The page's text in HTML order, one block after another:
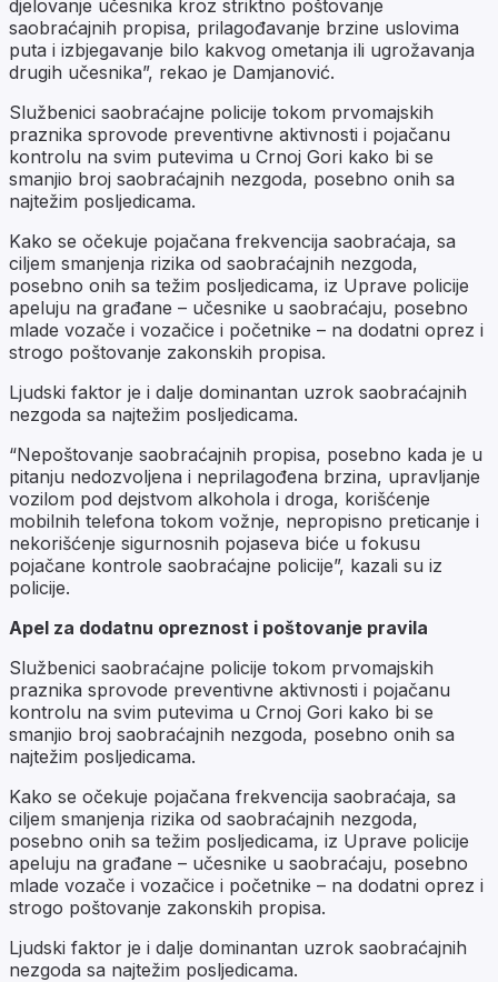
djelovanje učesnika kroz striktno poštovanje
saobraćajnih propisa, prilagođavanje brzine uslovima
puta i izbjegavanje bilo kakvog ometanja ili ugrožavanja
drugih učesnika”, rekao je Damjanović.
Službenici saobraćajne policije tokom prvomajskih
praznika sprovode preventivne aktivnosti i pojačanu
kontrolu na svim putevima u Crnoj Gori kako bi se
smanjio broj saobraćajnih nezgoda, posebno onih sa
najtežim posljedicama.
Kako se očekuje pojačana frekvencija saobraćaja, sa
ciljem smanjenja rizika od saobraćajnih nezgoda,
posebno onih sa težim posljedicama, iz Uprave policije
apeluju na građane – učesnike u saobraćaju, posebno
mlade vozače i vozačice i početnike – na dodatni oprez i
strogo poštovanje zakonskih propisa.
Ljudski faktor je i dalje dominantan uzrok saobraćajnih
nezgoda sa najtežim posljedicama.
“Nepoštovanje saobraćajnih propisa, posebno kada je u
pitanju nedozvoljena i neprilagođena brzina, upravljanje
vozilom pod dejstvom alkohola i droga, korišćenje
mobilnih telefona tokom vožnje, nepropisno preticanje i
nekorišćenje sigurnosnih pojaseva biće u fokusu
pojačane kontrole saobraćajne policije”, kazali su iz
policije.
Apel za dodatnu opreznost i poštovanje pravila
Službenici saobraćajne policije tokom prvomajskih
praznika sprovode preventivne aktivnosti i pojačanu
kontrolu na svim putevima u Crnoj Gori kako bi se
smanjio broj saobraćajnih nezgoda, posebno onih sa
najtežim posljedicama.
Kako se očekuje pojačana frekvencija saobraćaja, sa
ciljem smanjenja rizika od saobraćajnih nezgoda,
posebno onih sa težim posljedicama, iz Uprave policije
apeluju na građane – učesnike u saobraćaju, posebno
mlade vozače i vozačice i početnike – na dodatni oprez i
strogo poštovanje zakonskih propisa.
Ljudski faktor je i dalje dominantan uzrok saobraćajnih
nezgoda sa najtežim posljedicama.